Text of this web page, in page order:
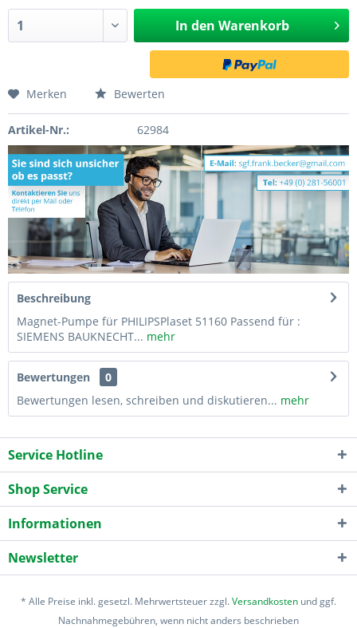
In den Warenkorb
Merken Bewerten
Artikel-Nr.: 62984
Beschreibung
Magnet-Pumpe für PHILIPSPlaset 51160 Passend für :
SIEMENS BAUKNECHT... mehr
Bewertungen
0
Bewertungen lesen, schreiben und diskutieren... mehr
Service Hotline
Shop Service
Informationen
Newsletter
* Alle Preise inkl. gesetzl. Mehrwertsteuer zzgl.Versandkosten und ggf.
Nachnahmegebühren, wenn nicht anders beschrieben